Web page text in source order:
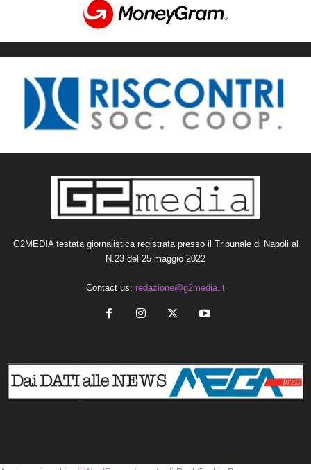
G2MEDIA testata giornalistica registrata presso il Tribunale di Napoli al
N.23 del 25 maggio 2022
Contact us: redazione@g2media.it